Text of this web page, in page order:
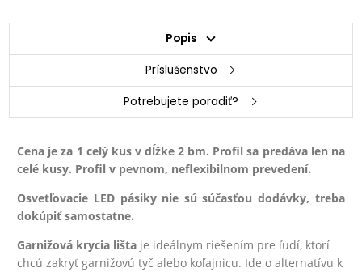
Popis
Príslušenstvo
Potrebujete poradiť?
Cena je za 1 celý kus v dĺžke 2 bm. Profil sa predáva len na
celé kusy. Profil v pevnom, neflexibilnom prevedení.
Osvetľovacie LED pásiky nie sú súčasťou dodávky, treba
dokúpiť samostatne.
Garnižová krycia lišta je ideálnym riešením pre ľudí, ktorí
chcú zakryť garnižovú tyč alebo koľajnicu. Ide o alternatívu k